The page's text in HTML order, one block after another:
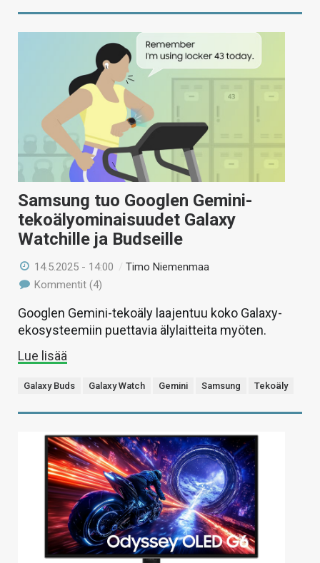
Samsung tuo Googlen Gemini-
tekoälyominaisuudet Galaxy
Watchille ja Budseille
14.5.2025 - 14:00 /Timo Niemenmaa
Kommentit (4)
Googlen Gemini-tekoäly laajentuu koko Galaxy-
ekosysteemiin puettavia älylaitteita myöten.
Lue lisää
Galaxy Buds Galaxy Watch Gemini Samsung Tekoäly